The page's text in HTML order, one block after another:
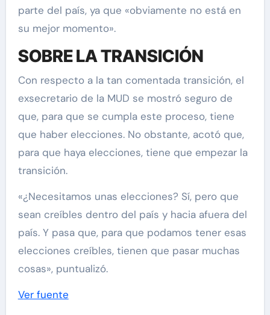
parte del país, ya que «obviamente no está en
su mejor momento».
SOBRE LA TRANSICIÓN
Con respecto a la tan comentada transición, el
exsecretario de la MUD se mostró seguro de
que, para que se cumpla este proceso, tiene
que haber elecciones. No obstante, acotó que,
para que haya elecciones, tiene que empezar la
transición.
«¿Necesitamos unas elecciones? Sí, pero que
sean creíbles dentro del país y hacia afuera del
país. Y pasa que, para que podamos tener esas
elecciones creíbles, tienen que pasar muchas
cosas», puntualizó.
Ver fuente